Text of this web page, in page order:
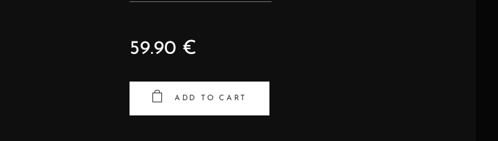
59.90 €
ADD TO CART